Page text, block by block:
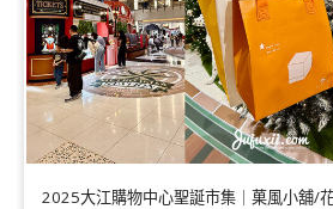
2025大江購物中心聖誕市集｜菓風小舖/